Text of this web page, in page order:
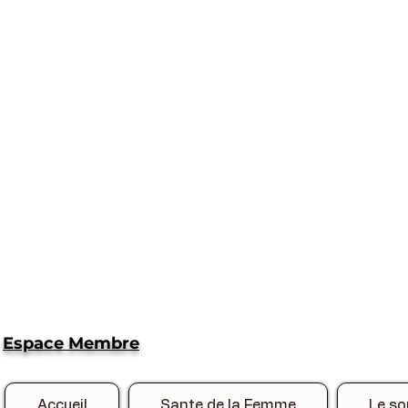
Espace Membre
Accueil Sante de la Femme Le